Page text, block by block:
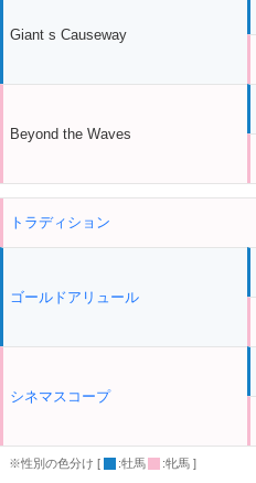
Giant s Causeway
Beyond the Waves
トラディション
ゴールドアリュール
シネマスコープ
※性別の色分け [ :牡馬 :牝馬 ]